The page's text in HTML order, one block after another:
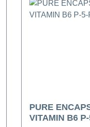
PURE
VITAMIN B6